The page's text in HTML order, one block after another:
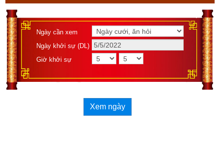
Ngày cần xem
Ngày khởi sự (DL)
Giờ khởi sự
Xem ngày